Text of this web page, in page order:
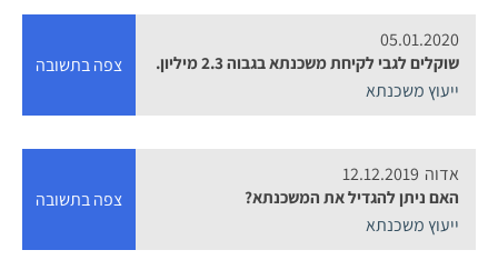
05.01.2020
שוקלים לגבי לקיחת משכנתא בגבוה 2.3 מיליון.
ייעוץ משכנתא
צפה בתשובה
אדוה 12.12.2019
האם ניתן להגדיל את המשכנתא?
ייעוץ משכנתא
צפה בתשובה